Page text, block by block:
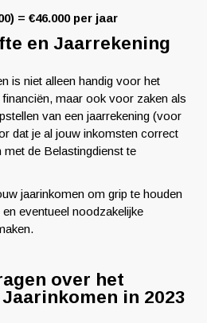
= €46.000 per jaar
en Jaarrekening
is niet alleen handig voor het
maar ook voor zaken als
van een jaarrekening (voor
dat je al jouw inkomsten correct
de Belastingdienst te
jaarinkomen om grip te houden
eventueel noodzakelijke
over het
in 2023